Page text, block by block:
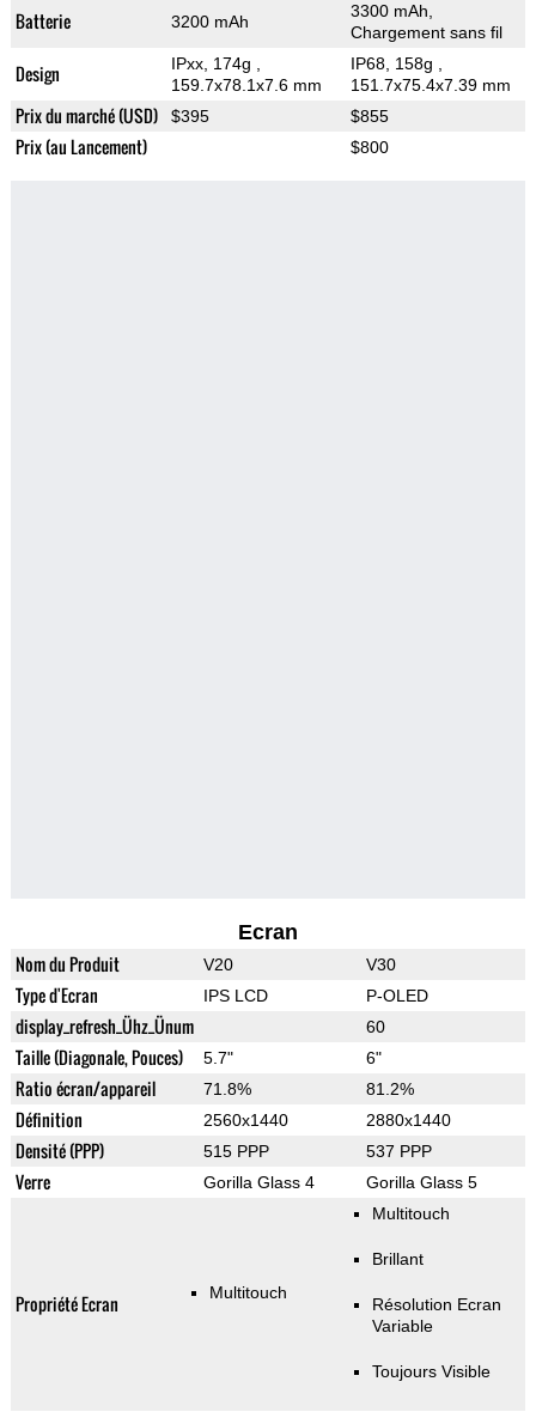
Batterie 3200 mAh
3300 mAh,
Chargement sans fil
Design IPxx, 174g
159.7x78.1x7.6 mm
IP68, 158g
151.7x75.4x7.39 mm
Prix du marché (USD) $395 $855
Prix (au Lancement) $800
Ecran
Nom du Produit V20 V30
Type d'Ecran IPS LCD P-OLED
display_refresh_Ühz_Ünum 60
Taille (Diagonale, Pouces) 5.7" 6"
Ratio écran/appareil 71.8% 81.2%
Définition 2560x1440 2880x1440
Densité (PPP) 515 PPP 537 PPP
Verre Gorilla Glass 4 Gorilla Glass 5
Propriété Ecran Multitouch
Multitouch
Brillant
Résolution Ecran
Variable
Toujours Visible